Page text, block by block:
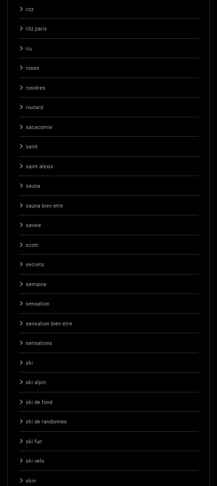
ritz
ritz paris
riu
roses
rosières
routard
sacacomie
saint
saint alexis
sauna
sauna bien etre
savoie
scott
secrets
semaine
sensation
sensation bien etre
sensations
ski
ski alpin
ski de fond
ski de randonnee
ski fun
ski velo
skin